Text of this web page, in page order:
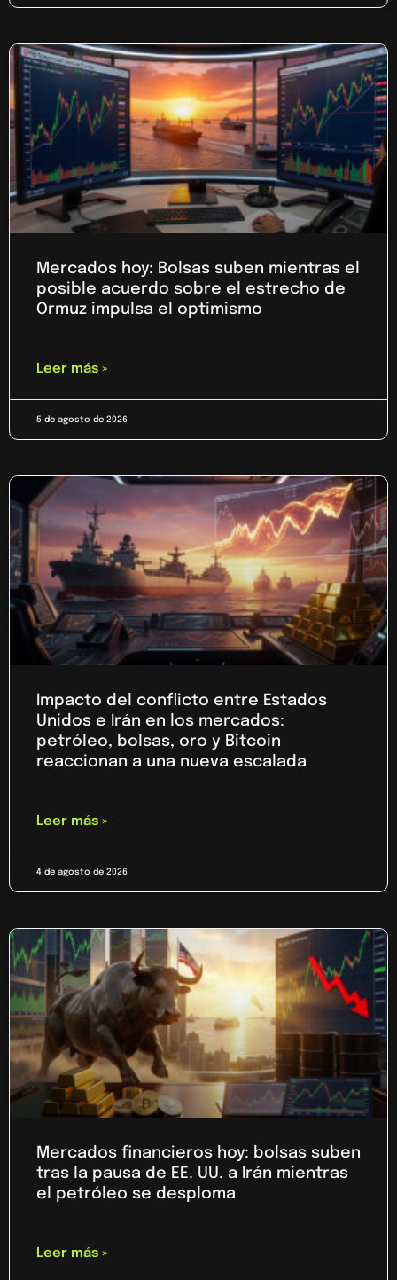
Mercados hoy: Bolsas suben mientras el
posible acuerdo sobre el estrecho de
Ormuz impulsa el optimismo
Leer más »
5 de agosto de 2026
Impacto del conflicto entre Estados
Unidos e Irán en los mercados:
petróleo, bolsas, oro y Bitcoin
reaccionan a una nueva escalada
Leer más »
4 de agosto de 2026
Mercados financieros hoy: bolsas suben
tras la pausa de EE. UU. a Irán mientras
el petróleo se desploma
Leer más »